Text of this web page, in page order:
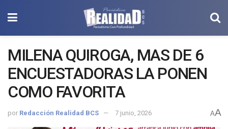
MILENA QUIROGA, MAS DE 6
ENCUESTADORAS LA PONEN
COMO FAVORITA
por Redacción Realidad BCS 7 junio, 2026 AA